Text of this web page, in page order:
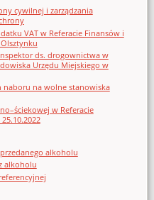
cywilnej i zarządzania
VAT w Referacie Finansów i
ds. drogownictwa w
Urzędu Miejskiego w
naboru na wolne stanowiska
w Referacie
alkoholu
alkoholu